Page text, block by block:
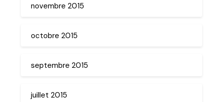
novembre 2015
octobre 2015
septembre 2015
juillet 2015